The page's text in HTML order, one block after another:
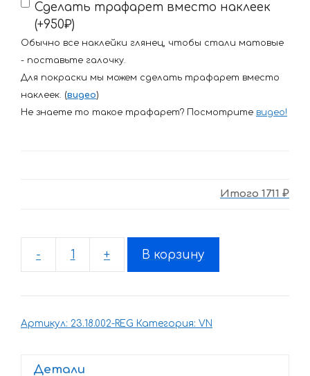
Сделать трафарет вместо наклеек
(+950₽)
Обычно все наклейки глянец, чтобы стали матовые
- поставьте галочку.
Для покраски мы можем сделать трафарет вместо
наклеек. (видео)
Не знаете то такое трафарет? Посмотрите видео!
Итого 1711 ₽
-
Количество
Комплект
Kawasaki
+ В корзину
Артикул: 23.18.002-REG Категория: VN
Детали